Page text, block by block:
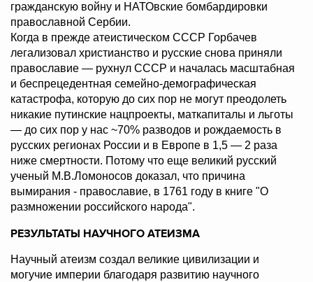
гражданскую войну и НАТОвские бомбардировки
православной Сербии.
Когда в прежде атеистическом СССР Горбачев
легализовал христианство и русские снова приняли
православие — рухнул СССР и началась масштабная
и беспрецедентная семейно-демографическая
катастрофа, которую до сих пор не могут преодолеть
никакие путинские нацпроекты, маткапиталы и льготы
— до сих пор у нас ~70% разводов и рождаемость в
русских регионах России и в Европе в 1,5 — 2 раза
ниже смертности. Потому что еще великий русский
ученый М.В.Ломоносов доказал, что причина
вымирания - православие, в 1761 году в книге "О
размножении российского народа".
РЕЗУЛЬТАТЫ НАУЧНОГО АТЕИЗМА
Научный атеизм создал великие цивилизации и
могучие империи благодаря развитию научного